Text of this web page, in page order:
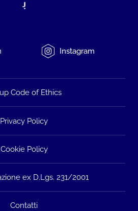
Instagram
Code of Ethics
Privacy Policy
Cookie Policy
ex D.Lgs. 231/2001
Contatti